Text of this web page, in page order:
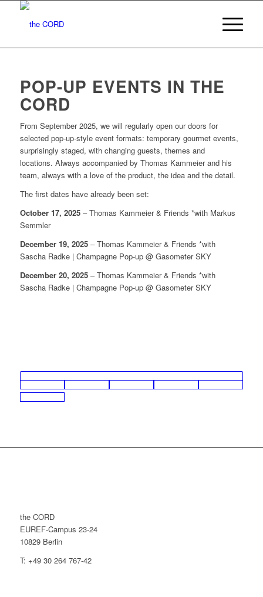
POP-UP EVENTS IN THE
CORD
From September 2025, we will regularly open our doors for
selected pop-up-style event formats: temporary gourmet events,
surprisingly staged, with changing guests, themes and
locations. Always accompanied by Thomas Kammeier and his
team, always with a love of the product, the idea and the detail.
The first dates have already been set:
October 17, 2025– Thomas Kammeier & Friends *with Markus
Semmler
December 19, 2025– Thomas Kammeier & Friends *with
Sascha Radke | Champagne Pop-up @ Gasometer SKY
December 20, 2025– Thomas Kammeier & Friends *with
Sascha Radke | Champagne Pop-up @ Gasometer SKY
the CORD
EUREF-Campus 23-24
10829 Berlin
T: +49 30 264 767-42